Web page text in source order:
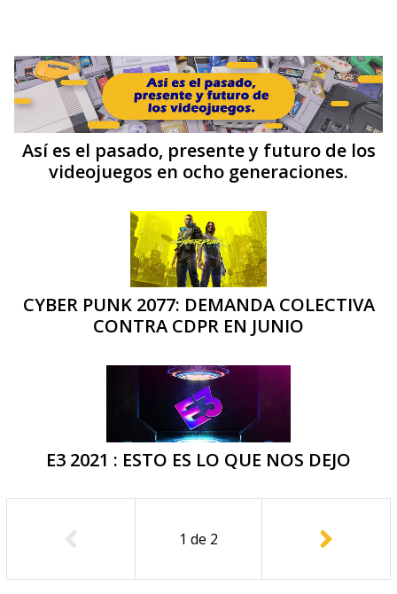
Así es el pasado, presente y futuro de los
videojuegos en ocho generaciones.
CYBER PUNK 2077: DEMANDA COLECTIVA
CONTRA CDPR EN JUNIO
E3 2021 : ESTO ES LO QUE NOS DEJO
1 de 2